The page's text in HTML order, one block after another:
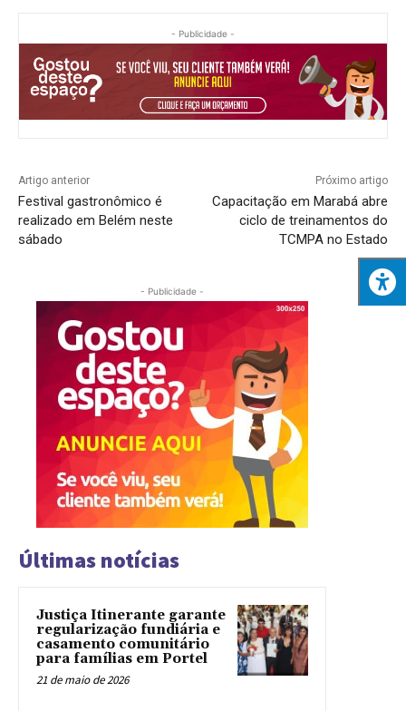
- Publicidade -
Artigo anterior
Festival gastronômico é
realizado em Belém neste
sábado
Próximo artigo
Capacitação em Marabá abre
ciclo de treinamentos do
TCMPA no Estado
- Publicidade -
Últimas notícias
Justiça Itinerante garante
regularização fundiária e
casamento comunitário
para famílias em Portel
21 de maio de 2026